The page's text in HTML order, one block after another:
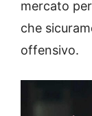
mercato
che
offensivo.